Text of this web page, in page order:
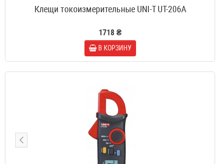
Клещи токоизмерительные UNI-T UT-206A
1718 ₴
В КОРЗИНУ